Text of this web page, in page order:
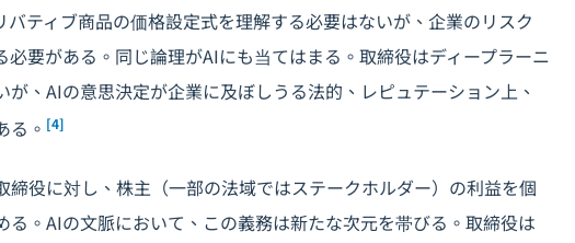
ティブ商品の価格設定式を理解する必要はないが、企業のリスク
要がある。同じ論理がAIにも当てはまる。取締役はディープラーニ
、AIの意思決定が企業に及ぼしうる法的、レピュテーション上、
る。 [4]
締役に対し、株主（一部の法域ではステークホルダー）の利益を個
る。AIの文脈において、この義務は新たな次元を帯びる。取締役は